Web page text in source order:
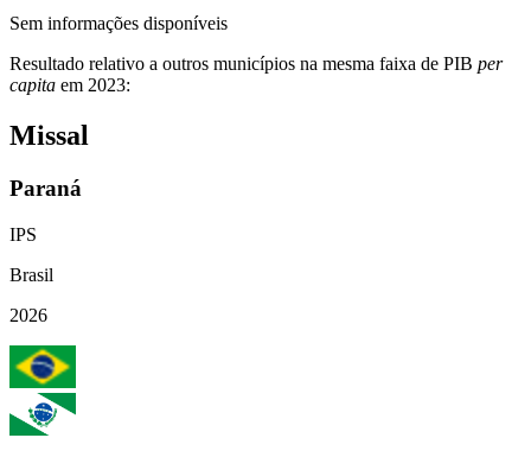
Sem informações disponíveis
Resultado relativo a outros municípios na mesma faixa de PIB per
capita em 2023:
Missal
Paraná
IPS
Brasil
2026